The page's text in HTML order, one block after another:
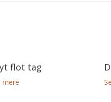
flot tag
mere